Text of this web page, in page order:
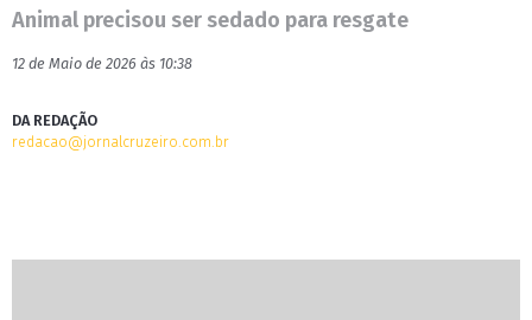
Animal precisou ser sedado para resgate
12 de Maio de 2026 às 10:38
DA REDAÇÃO
redacao@jornalcruzeiro.com.br